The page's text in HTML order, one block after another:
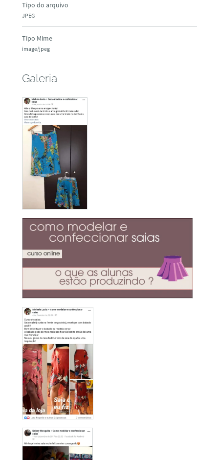
Tipo do arquivo
JPEG
Tipo Mime
image/jpeg
Galeria